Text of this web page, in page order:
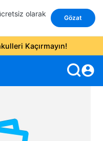
olarak
Gözat
Kaçırmayın!
account_circle